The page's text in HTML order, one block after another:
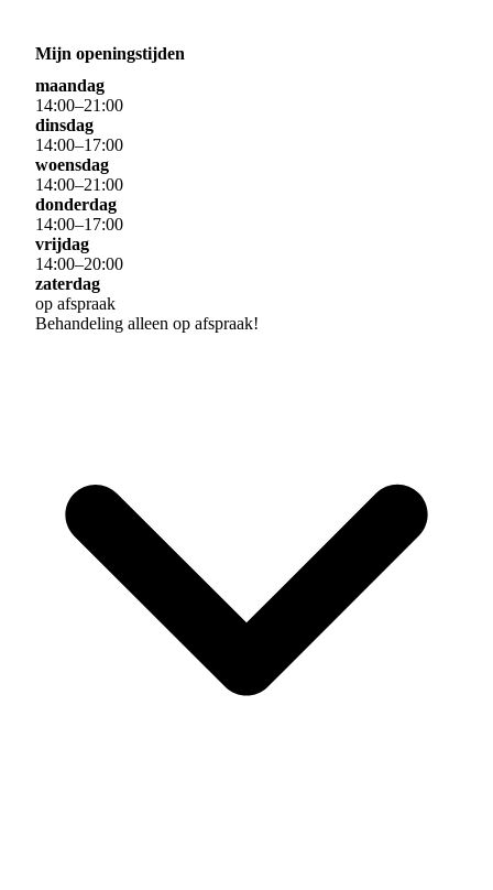
Mijn openingstijden
maandag
14:00–21 :00
dinsdag
14:00–17:00
woensdag
14:00–21 :00
donderdag
14:00–17:00
vrijdag
14:00–20:00
zaterdag
op afspraak
Behandeling alleen op afspraak!